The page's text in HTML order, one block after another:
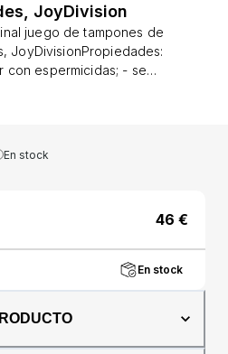
JoyDivision
juego de tampones de
JoyDivisionPropiedades:
con espermicidas; - se
higiénico estéril; -
probado; - muy
- ecológico y libre de
- cada caja incluye un
50 piezas
En stock
46 €
En stock